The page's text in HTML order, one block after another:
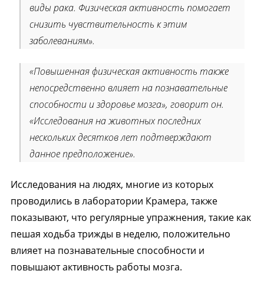
виды рака. Физическая активность помогает
снизить чувствительность к этим
заболеваниям».
«Повышенная физическая активность также
непосредственно влияет на познавательные
способности и здоровье мозга», говорит он.
«Исследования на животных последних
нескольких десятков лет подтверждают
данное предположение».
Исследования на людях, многие из которых
проводились в лаборатории Крамера, также
показывают, что регулярные упражнения, такие как
пешая ходьба трижды в неделю, положительно
влияет на познавательные способности и
повышают активность работы мозга.